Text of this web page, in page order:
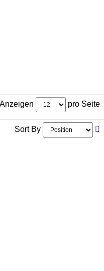
Anzeigen pro Seite
Sort By